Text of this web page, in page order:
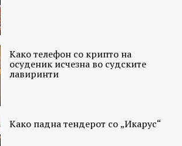
Како телефон со крипто на
осуденик исчезна во судските
лавиринти
Како падна тендерот со „Икарус“